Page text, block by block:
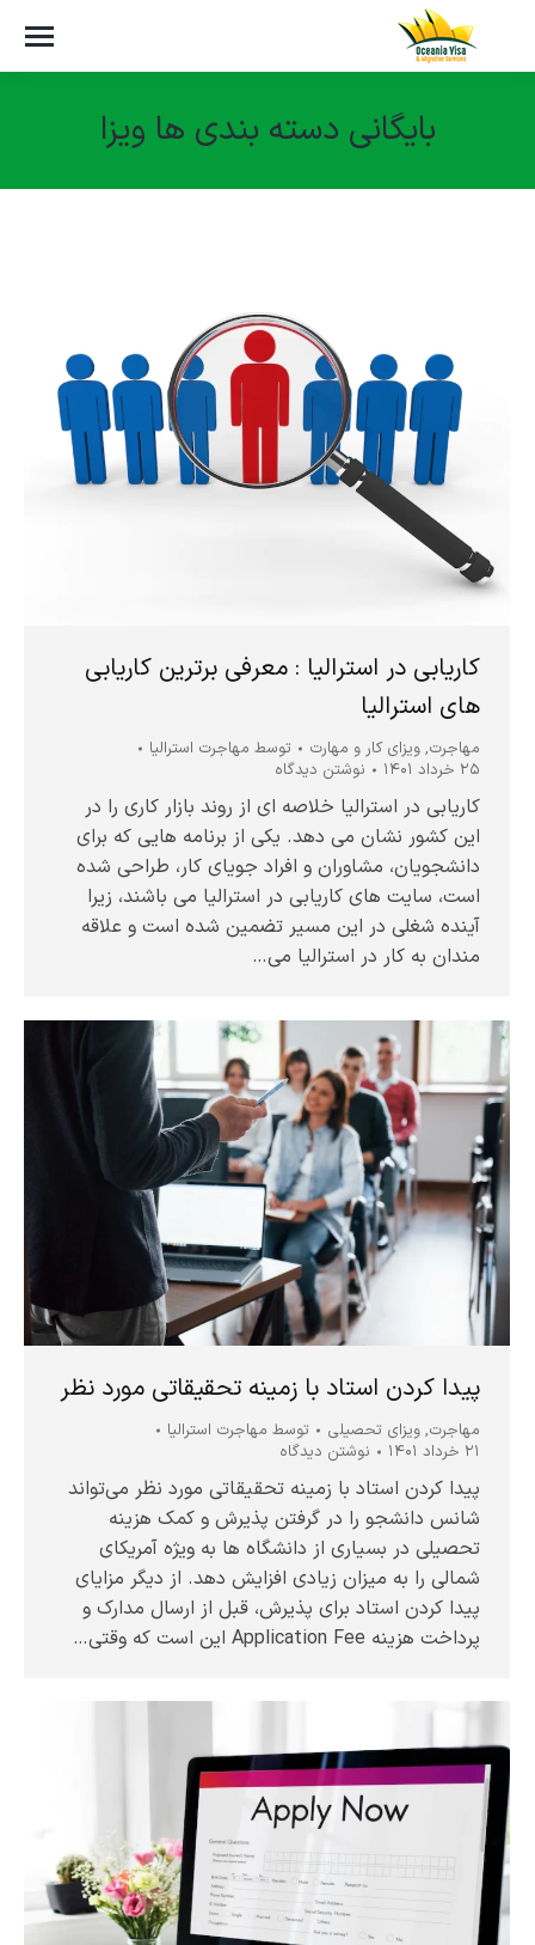
بایگانی دسته بندی ها ویزا
کاریابی در استرالیا : معرفی برترین کاریابی
های استرالیا
مهاجرت, ویزای کار و مهارت توسط مهاجرت استرالیا
۲۵ خرداد ۱۴۰۱
نوشتن دیدگاه
کاریابی در استرالیا خلاصه ای از روند بازار کاری را در
این کشور نشان می دهد. یکی از برنامه هایی که برای
دانشجویان، مشاوران و افراد جویای کار، طراحی شده
است، سایت های کاریابی در استرالیا می باشند، زیرا
آینده شغلی در این مسیر تضمین شده است و علاقه
مندان به کار در استرالیا می…
پیدا کردن استاد با زمینه تحقیقاتی مورد نظر
مهاجرت, ویزای تحصیلی توسط مهاجرت استرالیا
۲۱ خرداد ۱۴۰۱
نوشتن دیدگاه
پیدا کردن استاد با زمینه تحقیقاتی مورد نظر می‌تواند
شانس دانشجو را در گرفتن پذیرش و کمک هزینه
تحصیلی در بسیاری از دانشگاه ها به ویژه آمریکای
شمالی را به میزان زیادی افزایش دهد. از دیگر مزایای
پیدا کردن استاد برای پذیرش، قبل از ارسال مدارک و
پرداخت هزینه Application Fee این است که وقتی…